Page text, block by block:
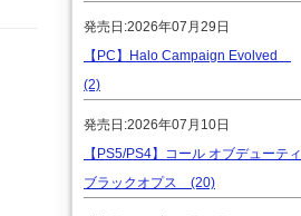
発売日:2026年07月29日
【PC】Halo Campaign Evolved
(2)
発売日:2026年07月10日
【PS5/PS4】コール オブデューティ
ブラックオプス (20)